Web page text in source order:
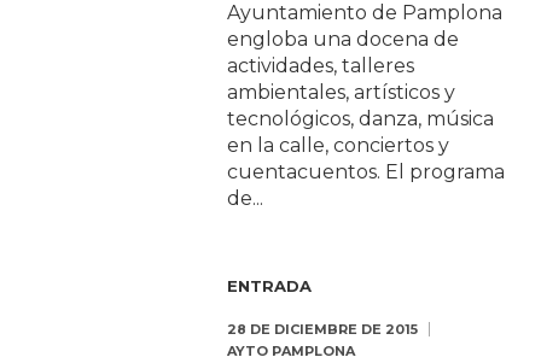
Ayuntamiento de Pamplona
engloba una docena de
actividades, talleres
ambientales, artísticos y
tecnológicos, danza, música
en la calle, conciertos y
cuentacuentos. El programa
de...
ENTRADA
28 DE DICIEMBRE DE 2015
AYTO PAMPLONA